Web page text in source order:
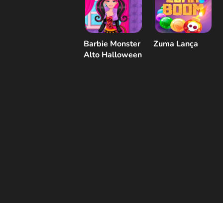
Barbie Monster
Alto Halloween
Zuma Lança